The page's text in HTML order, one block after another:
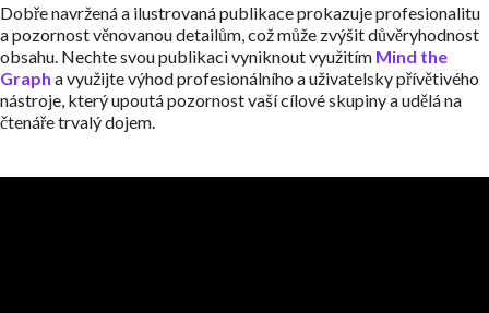
Dobře navržená a ilustrovaná publikace prokazuje profesionalitu
a pozornost věnovanou detailům, což může zvýšit důvěryhodnost
obsahu. Nechte svou publikaci vyniknout využitím Mind the
Graph a využijte výhod profesionálního a uživatelsky přívětivého
nástroje, který upoutá pozornost vaší cílové skupiny a udělá na
čtenáře trvalý dojem.